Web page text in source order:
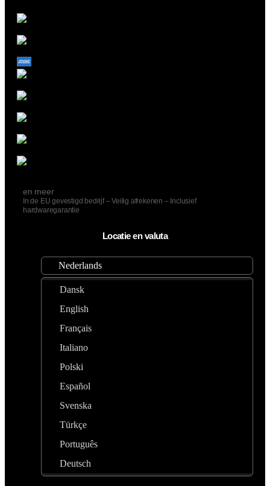
en meer
In de EU gevestigd bedrijf – Veilig afrekenen – Inclusief
hardwaregarantie
Locatie en valuta
Nederlands
Dansk
English
Français
Italiano
Polski
Español
Svenska
Türkçe
Português
Deutsch